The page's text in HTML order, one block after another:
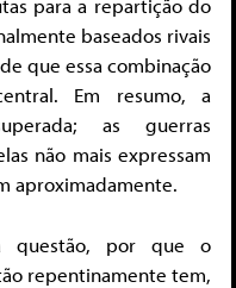
para a repartição do
baseados rivais
que essa combinação
Em resumo, a
as guerras
não mais expressam
aproximadamente.
questão, por que o
repentinamente tem,